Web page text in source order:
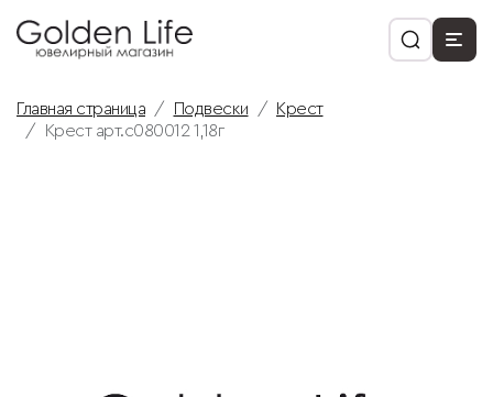
Главная страница Подвески
Крест
Крест арт.с080012 1,18г